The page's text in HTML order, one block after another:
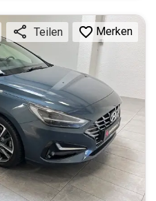
Teilen Merken